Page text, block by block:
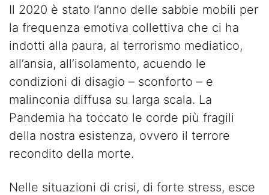
Il 2020 è stato l’anno delle sabbie mobili per
la frequenza emotiva collettiva che ci ha
indotti alla paura, al terrorismo mediatico,
all’ansia, all’isolamento, acuendo le
condizioni di disagio – sconforto – e
malinconia diffusa su larga scala. La
Pandemia ha toccato le corde più fragili
della nostra esistenza, ovvero il terrore
recondito della morte.
Nelle situazioni di crisi, di forte stress, esce